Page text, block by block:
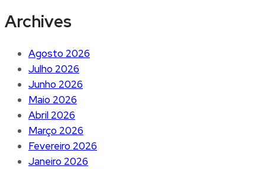
Archives
Agosto 2026
Julho 2026
Junho 2026
Maio 2026
Abril 2026
Março 2026
Fevereiro 2026
Janeiro 2026